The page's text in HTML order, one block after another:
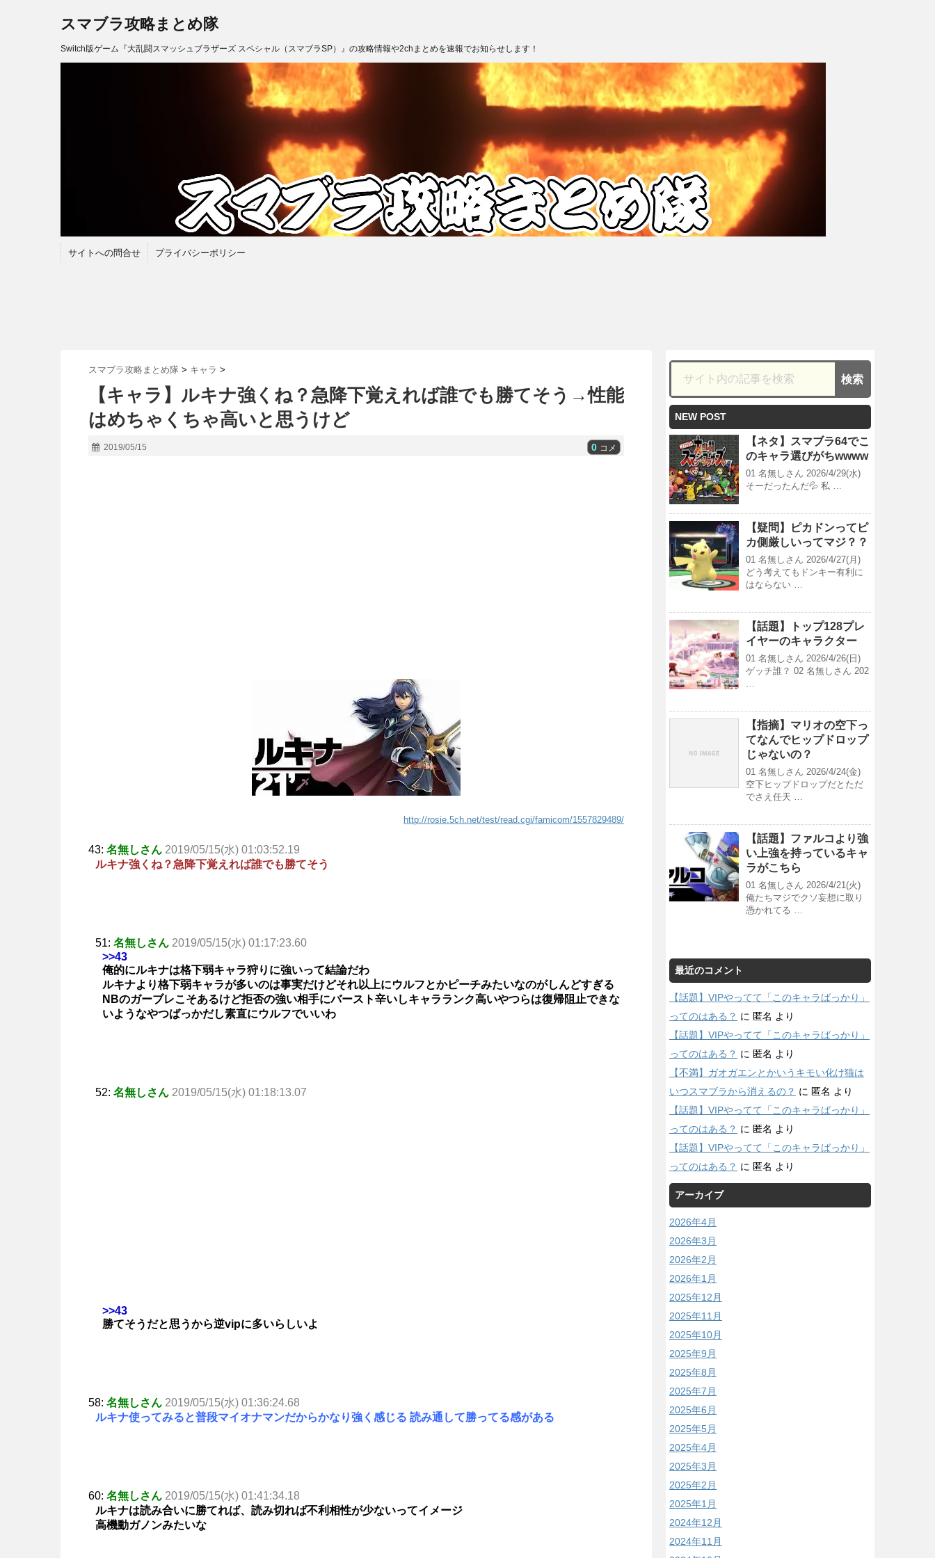
スマブラ攻略まとめ隊
Switch版ゲーム『大乱闘スマッシュブラザーズ スペシャル（スマブラSP）』の攻略情報や2chまとめを速報でお知らせします！
サイトへの問合せ プライバシーポリシー
スマブラ攻略まとめ隊 > キャラ >
【キャラ】ルキナ強くね？急降下覚えれば誰でも勝てそう→性能
はめちゃくちゃ高いと思うけど
2019/05/15 0 コメ
http://rosie.5ch.net/test/read.cgi/famicom/1557829489/
43: 名無しさん 2019/05/15(水) 01:03:52.19
ルキナ強くね？急降下覚えれば誰でも勝てそう
51: 名無しさん 2019/05/15(水) 01:17:23.60
>>43
俺的にルキナは格下弱キャラ狩りに強いって結論だわ
ルキナより格下弱キャラが多いのは事実だけどそれ以上にウルフとかピーチみたいなのがしんどすぎる
NBのガーブレこそあるけど拒否の強い相手にバースト辛いしキャラランク高いやつらは復帰阻止できな
いようなやつばっかだし素直にウルフでいいわ
52: 名無しさん 2019/05/15(水) 01:18:13.07
>>43
勝てそうだと思うから逆vipに多いらしいよ
58: 名無しさん 2019/05/15(水) 01:36:24.68
ルキナ使ってみると普段マイオナマンだからかなり強く感じる 読み通して勝ってる感がある
60: 名無しさん 2019/05/15(水) 01:41:34.18
ルキナは読み合いに勝てれば、読み切れば不利相性が少ないってイメージ
高機動ガノンみたいな
NEW POST
【ネタ】スマブラ64でこ
のキャラ選びがちwwww
01 名無しさん 2026/4/29(水)
そーだったんだ💦 私 …
【疑問】ピカドンってピ
カ側厳しいってマジ？？
01 名無しさん 2026/4/27(月)
どう考えてもドンキー有利に
はならない …
【話題】トップ128プレ
イヤーのキャラクター
01 名無しさん 2026/4/26(日)
ゲッチ誰？ 02 名無しさん 202
…
【指摘】マリオの空下っ
てなんでヒップドロップ
じゃないの？
01 名無しさん 2026/4/24(金)
空下ヒップドロップだとただ
でさえ任天 …
【話題】ファルコより強
い上強を持っているキャ
ラがこちら
01 名無しさん 2026/4/21(火)
俺たちマジでクソ妄想に取り
憑かれてる …
最近のコメント
【話題】VIPやってて「このキャラばっかり」
ってのはある？ に 匿名 より
【話題】VIPやってて「このキャラばっかり」
ってのはある？ に 匿名 より
【不満】ガオガエンとかいうキモい化け猫は
いつスマブラから消えるの？ に 匿名 より
【話題】VIPやってて「このキャラばっかり」
ってのはある？ に 匿名 より
【話題】VIPやってて「このキャラばっかり」
ってのはある？ に 匿名 より
アーカイブ
2026年4月
2026年3月
2026年2月
2026年1月
2025年12月
2025年11月
2025年10月
2025年9月
2025年8月
2025年7月
2025年6月
2025年5月
2025年4月
2025年3月
2025年2月
2025年1月
2024年12月
2024年11月